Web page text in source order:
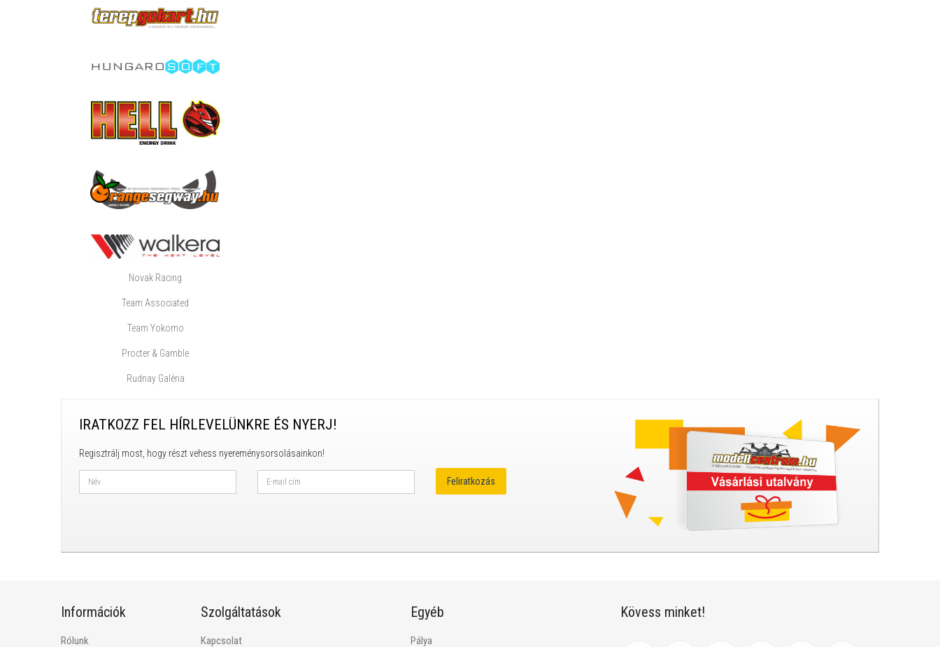
Novak Racing
Team Associated
Team Yokomo
Procter & Gamble
Rudnay Galéria
IRATKOZZ FEL HÍRLEVELÜNKRE ÉS NYERJ!
Regisztrálj most, hogy részt vehess nyereménysorsolásainkon!
Információk
Rólunk
Szolgáltatások
Kapcsolat
Egyéb
Pálya
Kövess minket!